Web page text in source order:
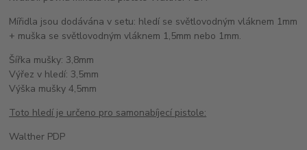
Mířidla jsou dodávána v setu: hledí se světlovodným vláknem 1mm
+ muška se světlovodným vláknem 1,5mm nebo 1mm.
Šířka mušky: 3,8mm
Výřez v hledí: 3,5mm
Výška mušky 4,5mm
Toto hledí je určeno pro samonabíjecí pistole:
Walther PDP